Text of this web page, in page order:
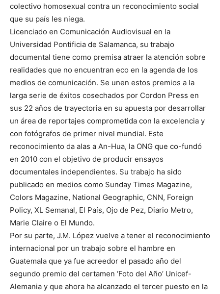
colectivo homosexual contra un reconocimiento social
que su país les niega.
Licenciado en Comunicación Audiovisual en la
Universidad Pontificia de Salamanca, su trabajo
documental tiene como premisa atraer la atención sobre
realidades que no encuentran eco en la agenda de los
medios de comunicación. Se unen estos premios a la
larga serie de éxitos cosechados por Cordon Press en
sus 22 años de trayectoria en su apuesta por desarrollar
un área de reportajes comprometida con la excelencia y
con fotógrafos de primer nivel mundial. Este
reconocimiento da alas a An-Hua, la ONG que co-fundó
en 2010 con el objetivo de producir ensayos
documentales independientes. Su trabajo ha sido
publicado en medios como Sunday Times Magazine,
Colors Magazine, National Geographic, CNN, Foreign
Policy, XL Semanal, El País, Ojo de Pez, Diario Metro,
Marie Claire o El Mundo.
Por su parte, J.M. López vuelve a tener el reconocimiento
internacional por un trabajo sobre el hambre en
Guatemala que ya fue acreedor el pasado año del
segundo premio del certamen ‘Foto del Año’ Unicef-
Alemania y que ahora ha alcanzado el tercer puesto en la